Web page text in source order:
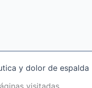
y dolor de espalda |
visitadas